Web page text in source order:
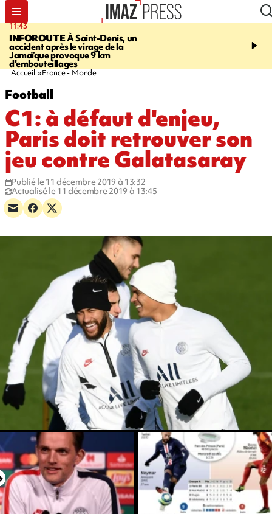
11:43
INFOROUTEÀ Saint-Denis, un
accident après le virage de la
Jamaïque provoque 9 km
d'embouteillages
16:35
gendarmes évacuent
Accueil France - Monde
Football
C1: à défaut d'enjeu,
Paris doit retrouver son
jeu contre Galatasaray
Publié le 11 décembre 2019 à 13:32
Actualisé le 11 décembre 2019 à 13:45